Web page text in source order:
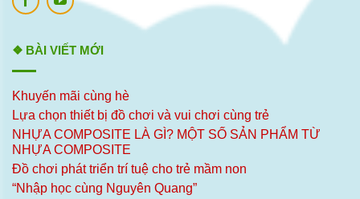
❖ BÀI VIẾT MỚI
Khuyến mãi cùng hè
Lựa chọn thiết bị đồ chơi và vui chơi cùng trẻ
NHỰA COMPOSITE LÀ GÌ? MỘT SỐ SẢN PHẨM TỪ
NHỰA COMPOSITE
Đồ chơi phát triển trí tuệ cho trẻ mầm non
“Nhập học cùng Nguyên Quang”